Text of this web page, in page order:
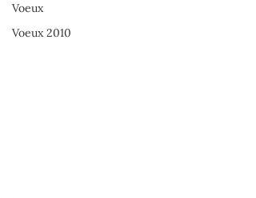
Voeux
Voeux 2010